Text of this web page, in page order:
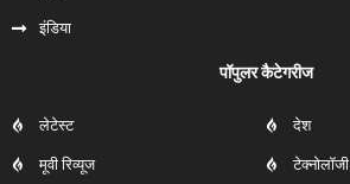
इंडिया
पॉपुलर कैटेगरीज
लेटेस्ट
मूवी रिव्यूज
देश
टेक्नोलॉजी